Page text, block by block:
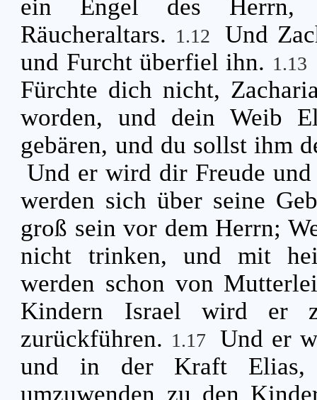
ein Engel des Herrn,
Räucheraltars. 1.12
Und
und Furcht überfiel ihn. 1.13
Fürchte dich nicht,
worden, und dein Weib
gebären, und du sollst ihm
Und er wird dir Freude
werden sich über seine
groß sein vor dem Herrn;
nicht trinken, und mit
werden schon von
Kindern Israel wird er
zurückführen. 1.17
Und er
und in der Kraft Elias,
umzuwenden zu den